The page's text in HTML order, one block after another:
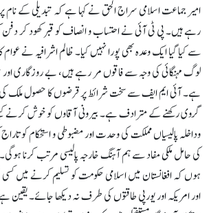
امیر جماعت اسلامی سراج الحق نے کہا ہے کہ تبدیلی کے نام
رہے ہیں۔ پی ٹی آئی نے احتساب و انصاف کو قبر کھود کر
سے کیا گیا ایک وعدہ بھی پورا نہیں کیا۔ ظالم اشرافیہ نے عوام
لوگ مہنگائی کی وجہ سے فاقوں مر رہے ہیں، بے روزگاری
ہے۔ آئی ایم ایف سے سخت شرائط پر قرضوں کا حصول ملک کی
گروی رکھنے کے مترادف ہے۔ بیرونی آقاوں کو خوش کرنے
وداخلہ پالیسیاں مملکت کی وحدت اور مضبوطی و استحکام کو
کی حامل ملکی مفاد سے ہم آہنگ خارجہ پالیسی مرتب کرنا
ہوں کہ افغانستان میں اسلامی حکومت کو تسلیم کرنے میں
اور امریکہ اور یورپی طاقتوں کی طرف نہ دیکھا جائے۔ یقین